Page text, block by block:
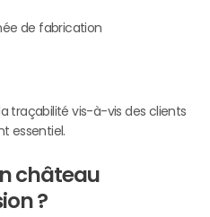
de fabrication
traçabilité vis-à-vis des clients
essentiel.
château
?